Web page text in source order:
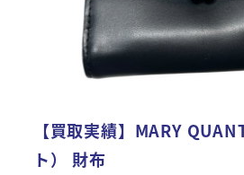
【買取実績】MARY
ト） 財布